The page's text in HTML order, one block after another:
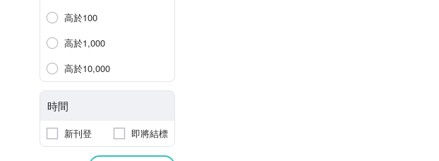
高於100
高於1,000
高於10,000
時間
新刊登 即將結標